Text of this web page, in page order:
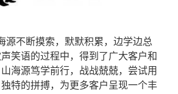
源不断摸索，默默积累，边学边总
笑语的过程中，得到 了广大客户和
海源笃学前行，战战兢兢，尝试用
特的拼搏，为更多客户呈现一个丰